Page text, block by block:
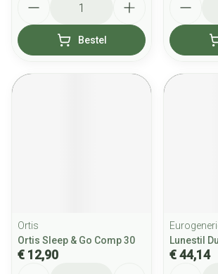
Bestel
Ortis
Ortis Sleep & Go Comp 30
€ 12,90
Lunestil
€ 44,14